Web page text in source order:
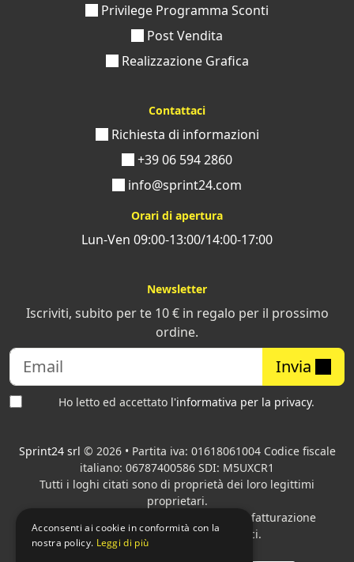
Privilege Programma Sconti
Post Vendita
Realizzazione Grafica
Contattaci
Richiesta di informazioni
+39 06 594 2860
info@sprint24.com
Orari di apertura
Lun-Ven 09:00-13:00/14:00-17:00
Newsletter
Iscriviti, subito per te 10 € in regalo per il prossimo
ordine.
Invia
Ho letto ed accettato l'informativa per la privacy.
Sprint24 srl © 2026 • Partita iva: 01618061004 Codice fiscale
italiano: 06787400586 SDI: M5UXCR1
Tutti i loghi citati sono di proprietà dei loro legittimi
proprietari.
adibita alla fatturazione
elettronica per gli Enti pubblici.
Acconsenti ai cookie in conformità con la
nostra policy. Leggi di più